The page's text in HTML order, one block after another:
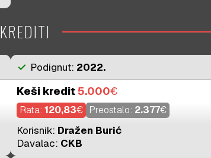
KREDITI
check Podignut: 2022.
Keši kredit5.000€
Rata: 120,83€ Preostalo: 2.377€
Korisnik: Dražen Burić
Davalac: CKB